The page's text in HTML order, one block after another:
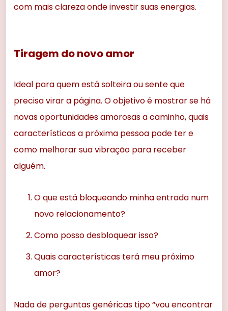
com mais clareza onde investir suas energias.
Tiragem do novo amor
Ideal para quem está solteira ou sente que
precisa virar a página. O objetivo é mostrar se há
novas oportunidades amorosas a caminho, quais
características a próxima pessoa pode ter e
como melhorar sua vibração para receber
alguém.
O que está bloqueando minha entrada num
novo relacionamento?
Como posso desbloquear isso?
Quais características terá meu próximo
amor?
Nada de perguntas genéricas tipo “vou encontrar